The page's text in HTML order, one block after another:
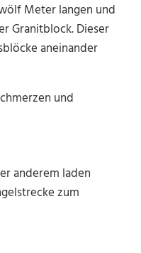
Meter langen und
Granitblock. Dieser
aneinander
und
anderem laden
zum